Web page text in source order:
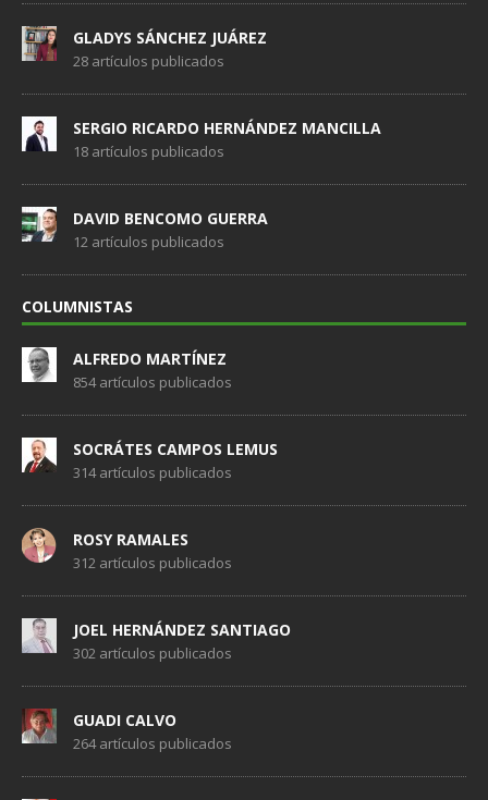
GLADYS SÁNCHEZ JUÁREZ
28 artículos publicados
SERGIO RICARDO HERNÁNDEZ MANCILLA
18 artículos publicados
DAVID BENCOMO GUERRA
12 artículos publicados
COLUMNISTAS
ALFREDO MARTÍNEZ
854 artículos publicados
SOCRÁTES CAMPOS LEMUS
314 artículos publicados
ROSY RAMALES
312 artículos publicados
JOEL HERNÁNDEZ SANTIAGO
302 artículos publicados
GUADI CALVO
264 artículos publicados